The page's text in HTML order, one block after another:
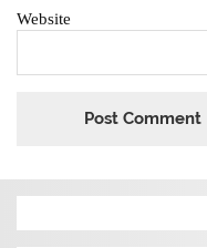
Website